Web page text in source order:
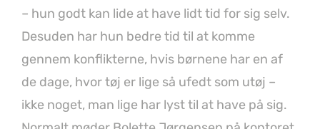
– hun godt kan lide at have lidt tid for sig selv.
Desuden har hun bedre tid til at komme
gennem konflikterne, hvis børnene har en af
de dage, hvor tøj er lige så ufedt som utøj –
ikke noget, man lige har lyst til at have på sig.